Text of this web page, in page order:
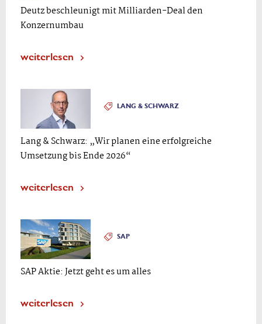
Deutz beschleunigt mit Milliarden-Deal den
Konzernumbau
weiterlesen
LANG & SCHWARZ
Lang & Schwarz: „Wir planen eine erfolgreiche
Umsetzung bis Ende 2026“
weiterlesen
SAP
SAP Aktie: Jetzt geht es um alles
weiterlesen